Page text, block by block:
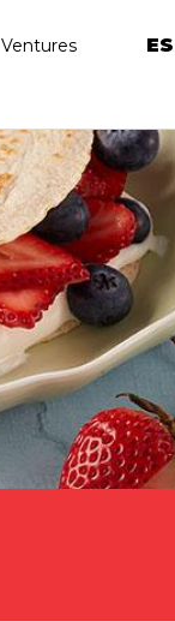
Ventures ES